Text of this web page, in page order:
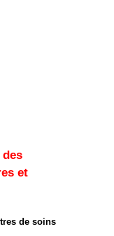
et
de soins